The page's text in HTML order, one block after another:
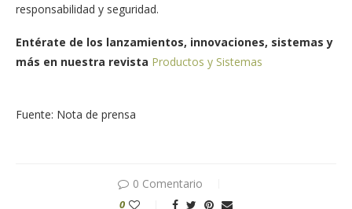
responsabilidad y seguridad.
Entérate de los lanzamientos, innovaciones, sistemas y
más en nuestra revista Productos y Sistemas
Fuente: Nota de prensa
0 Comentario
0